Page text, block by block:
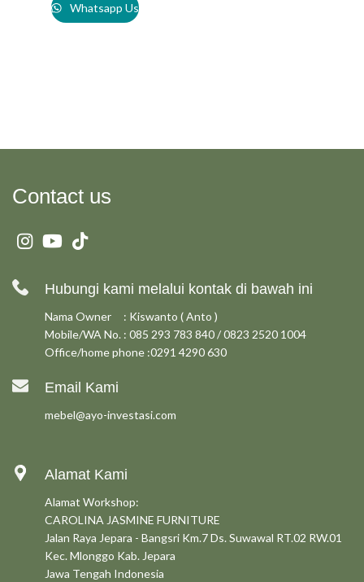
Whatsapp Us
Contact us
Hubungi kami melalui kontak di bawah ini
Nama Owner : Kiswanto ( Anto )
Mobile/WA No. : 085 293 783 840 / 0823 2520 1004
Office/home phone :0291 4290 630
Email Kami
mebel@ayo-investasi.com
Alamat Kami
Alamat Workshop:
CAROLINA JASMINE FURNITURE
Jalan Raya Jepara - Bangsri Km.7 Ds. Suwawal RT.02 RW.01
Kec. Mlonggo Kab. Jepara
Jawa Tengah Indonesia